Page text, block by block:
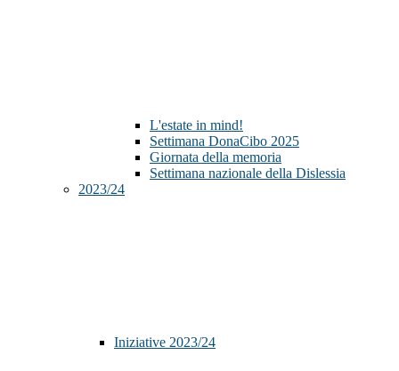
L'estate in mind!
Settimana DonaCibo 2025
Giornata della memoria
Settimana nazionale della Dislessia
2023/24
Iniziative 2023/24